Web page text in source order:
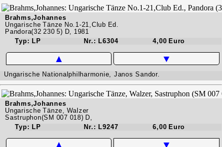
Brahms,Johannes
Ungarische Tänze No.1-21,Club Ed.
Pandora(32 230 5) D, 1981
Typ: LP
Nr.: L6304 4,00 Euro
▲ ▼
Ungarische Nationalphilharmonie, Janos Sandor.
Brahms,Johannes
Ungarische Tänze, Walzer
Sastruphon(SM 007 018) D,
Typ: LP
Nr.: L9247 6,00 Euro
▲ ▼